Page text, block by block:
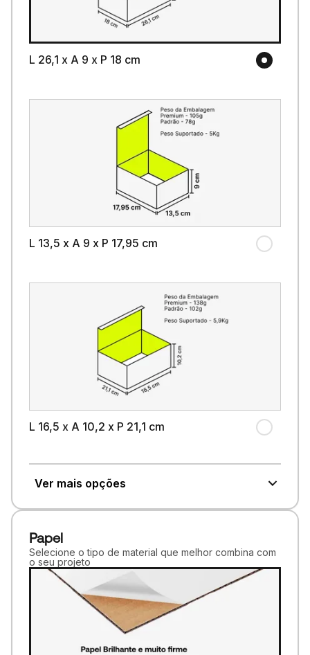
L 26,1 x A 9 x P 18 cm
L 13,5 x A 9 x P 17,95 cm
L 16,5 x A 10,2 x P 21,1 cm
Ver mais opções
Papel
Selecione o tipo de material que melhor combina com
o seu projeto